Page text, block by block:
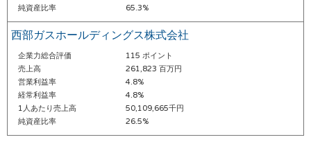
純資産比率
65.3%
西部ガスホールディングス株式会社
企業力総合評価
115 ポイント
売上高
261,823 百万円
営業利益率
4.8%
経常利益率
4.8%
1人あたり売上高
50,109,665千円
純資産比率
26.5%